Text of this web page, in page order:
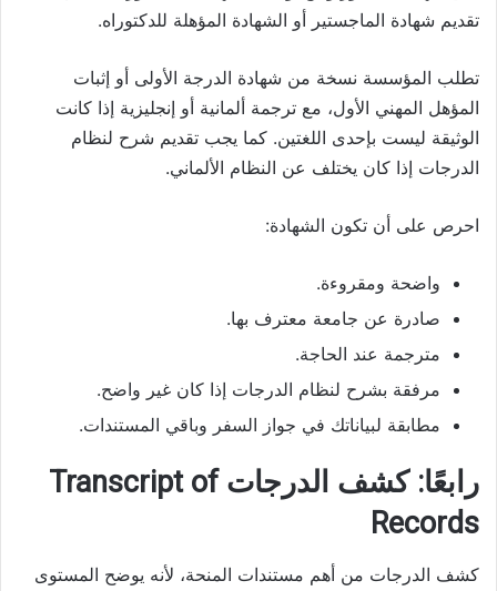
تقديم شهادة الماجستير أو الشهادة المؤهلة للدكتوراه.
تطلب المؤسسة نسخة من شهادة الدرجة الأولى أو إثبات
المؤهل المهني الأول، مع ترجمة ألمانية أو إنجليزية إذا كانت
الوثيقة ليست بإحدى اللغتين. كما يجب تقديم شرح لنظام
الدرجات إذا كان يختلف عن النظام الألماني.
احرص على أن تكون الشهادة:
واضحة ومقروءة.
صادرة عن جامعة معترف بها.
مترجمة عند الحاجة.
مرفقة بشرح لنظام الدرجات إذا كان غير واضح.
مطابقة لبياناتك في جواز السفر وباقي المستندات.
رابعًا: كشف الدرجات Transcript of
Records
كشف الدرجات من أهم مستندات المنحة، لأنه يوضح المستوى